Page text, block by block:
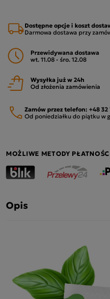
Dostępne opcje i koszt
Darmowa dostawa przy
Przewidywana dostawa
wt. 11.08 - śro. 12.08
Wysyłka już w 24h
Od złożenia zamówienia
Zamów przez telefon: +48
Od poniedziałku do piątku w
MOŻLIWE METODY
Opis